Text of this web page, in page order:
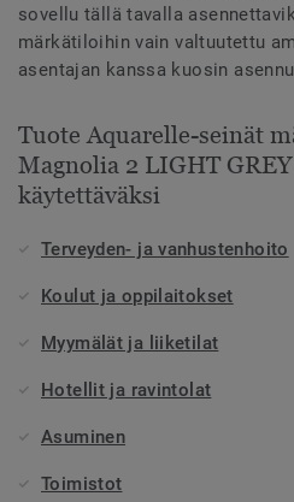
sovellu tällä tavalla
märkätiloihin vain valtuutettu
asentajan kanssa kuosin
Tuote Aquarelle-seinät
Magnolia 2 LIGHT
käytettäväksi
Terveyden- ja vanhustenhoito
Koulut ja oppilaitokset
Myymälät ja liiketilat
Hotellit ja ravintolat
Asuminen
Toimistot